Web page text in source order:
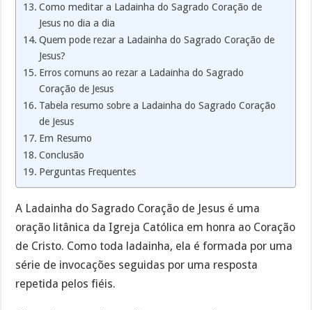
Como meditar a Ladainha do Sagrado Coração de
Jesus no dia a dia
Quem pode rezar a Ladainha do Sagrado Coração de
Jesus?
Erros comuns ao rezar a Ladainha do Sagrado
Coração de Jesus
Tabela resumo sobre a Ladainha do Sagrado Coração
de Jesus
Em Resumo
Conclusão
Perguntas Frequentes
A Ladainha do Sagrado Coração de Jesus é uma
oração litânica da Igreja Católica em honra ao Coração
de Cristo. Como toda ladainha, ela é formada por uma
série de invocações seguidas por uma resposta
repetida pelos fiéis.